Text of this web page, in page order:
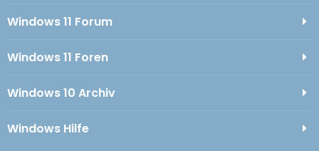
Windows 11 Forum
Windows 11 Foren
Windows 10 Archiv
Windows Hilfe